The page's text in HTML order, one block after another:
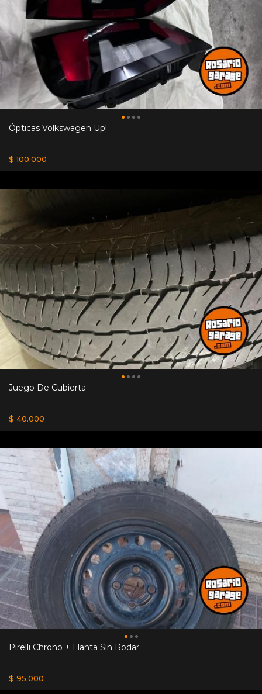
Ópticas Volkswagen Up!
$ 100.000
Juego De Cubierta
$ 40.000
Pirelli Chrono + Llanta Sin Rodar
$ 95.000